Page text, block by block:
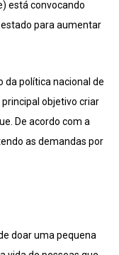
está convocando
para aumentar
da política nacional de
objetivo criar
De acordo com a
as demandas por
doar uma pequena